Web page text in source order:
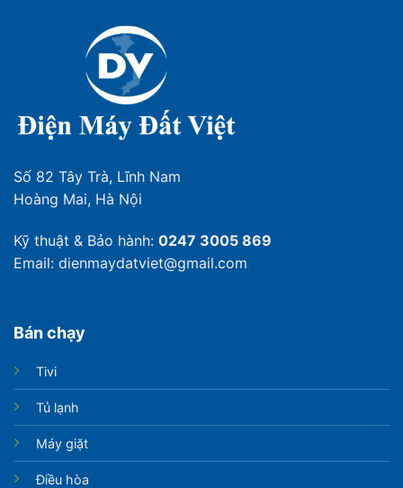
Số 82 Tây Trà, Lĩnh Nam
Hoàng Mai, Hà Nội
Kỹ thuật & Bảo hành: 0247 3005 869
Email: dienmaydatviet@gmail.com
Bán chạy
Tivi
Tủ lạnh
Máy giặt
Điều hòa